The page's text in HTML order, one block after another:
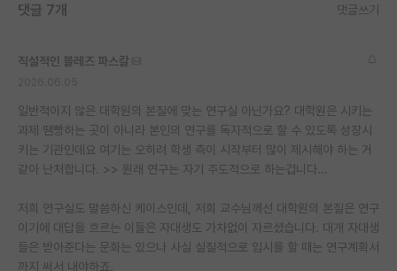
댓글 7개 댓글쓰기
직설적인 블레즈 파스칼
일반적이지 않은 대학원의 본질에 맞는 연구실 아닌가요? 대학원은 시키는
과제 땜빵하는 곳이 아니라 본인의 연구를 독자적으로 할 수 있도록 성장시
키는 기관인데요 여기는 오히려 학생 측이 시작부터 많이 제시해야 하는 거
같아 난처합니다. >> 원래 연구는 자기 주도적으로 하는겁니다...
저희 연구실도 말씀하신 케이스인데, 저희 교수님께선 대학원의 본질은 연구
이기에 대답을 흐르는 이들은 자대생도 가차없이 자르셨습니다. 대개 자대생
들은 받아준다는 문화는 있으나 사실 실질적으로 입시를 할 때는 연구계획서
까지 써서 내야하죠.